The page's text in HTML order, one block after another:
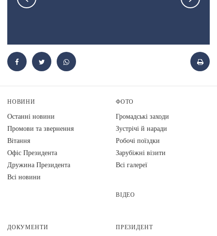
НОВИНИ
Останні новини
Промови та звернення
Вiтання
Офіс Президента
Дружина Президента
Всі новини
ФОТО
Громадські заходи
Зустрічі й наради
Робочі поїздки
Зарубіжні візити
Всі галереї
ВІДЕО
ДОКУМЕНТИ ПРЕЗИДЕНТ